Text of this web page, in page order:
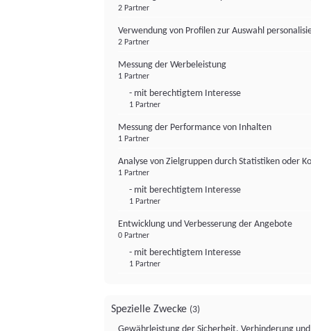
2 Partner
Verwendung von Profilen zur Auswahl
2 Partner
Messung der Werbeleistung
1 Partner
- mit berechtigtem Interesse
1 Partner
Messung der Performance von Inhalten
1 Partner
Analyse von Zielgruppen durch Statistiken oder
1 Partner
- mit berechtigtem Interesse
1 Partner
Entwicklung und Verbesserung der Angebote
0 Partner
- mit berechtigtem Interesse
1 Partner
Spezielle Zwecke (3)
Gewährleistung der Sicherheit, Verhinderung